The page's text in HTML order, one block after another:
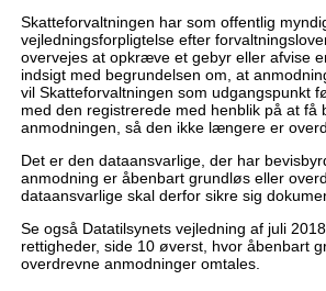
Skatteforvaltningen har som offentlig
vejledningsforpligtelse efter
overvejes at opkræve et gebyr eller afvise
indsigt med begrundelsen om, at
vil Skatteforvaltningen som udgangspunkt
med den registrerede med henblik på at få
anmodningen, så den ikke længere er
Det er den dataansvarlige, der har
anmodning er åbenbart grundløs eller
dataansvarlige skal derfor sikre sig
Se også Datatilsynets vejledning af juli
rettigheder, side 10 øverst, hvor åbenbart
overdrevne anmodninger omtales.